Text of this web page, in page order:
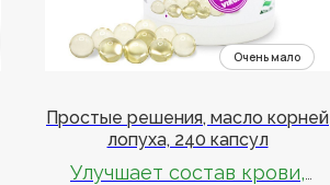
Простые решения, масло корней
лопуха, 240 капсул
Улучшает состав крови,